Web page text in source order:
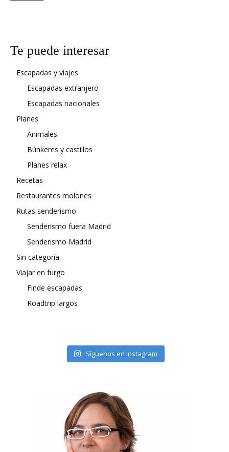
Te puede interesar
Escapadas y viajes
Escapadas extranjero
Escapadas nacionales
Planes
Animales
Búnkeres y castillos
Planes relax
Recetas
Restaurantes molones
Rutas senderismo
Senderismo fuera Madrid
Senderismo Madrid
Sin categoría
Viajar en furgo
Finde escapadas
Roadtrip largos
Síguenos en Instagram